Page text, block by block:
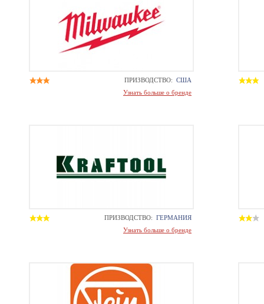
ПРИЗВОДСТВО: США
Узнать больше о бренде
ПРИЗВОДСТВО: ГЕРМАНИЯ
Узнать больше о бренде